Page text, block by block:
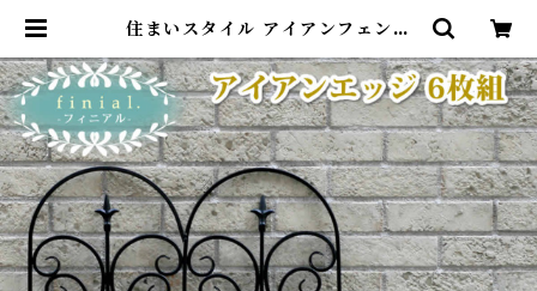
住まいスタイル アイアンフェンス
ン ガーデンフェンス ガーデニング
枠 柵 仕切り 目隠し 境目 クラシカ
ル アンティーク トレリス ベランダ
つる 薔薇 バラ 朝顔 園芸 ラティ
ス】 | DearKM ❤︎フレンチブルド
ック孔明